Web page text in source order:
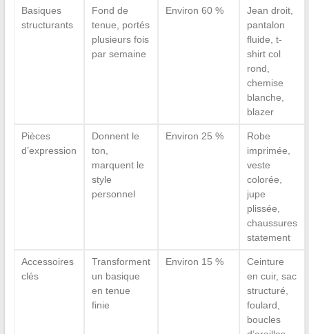
Basiques
structurants
Fond de
tenue, portés
plusieurs fois
par semaine
Environ 60 %
Jean droit,
pantalon
fluide, t-
shirt col
rond,
chemise
blanche,
blazer
Pièces
d’expression
Donnent le
ton,
marquent le
style
personnel
Environ 25 %
Robe
imprimée,
veste
colorée,
jupe
plissée,
chaussures
statement
Accessoires
clés
Transforment
un basique
en tenue
finie
Environ 15 %
Ceinture
en cuir, sac
structuré,
foulard,
boucles